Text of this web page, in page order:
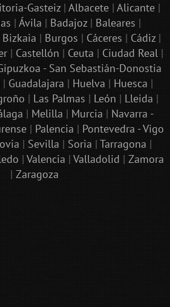
Gasteiz| Albacete| Alicante|
| Ávila | Badajoz| Baleares |
| Burgos | Cáceres | Cádiz|
| Castellón | Ceuta | Ciudad Real|
- San Sebastián-Donostia
| Guadalajara | Huelva | Huesca |
| Las Palmas | León | Lleida |
| Melilla | Murcia | Navarra -
| Palencia | Pontevedra - Vigo
| Sevilla | Soria | Tarragona |
| Valencia | Valladolid | Zamora
| Zaragoza